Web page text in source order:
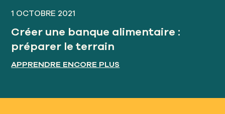
1 OCTOBRE 2021
Créer une banque alimentaire :
préparer le terrain
APPRENDRE ENCORE PLUS